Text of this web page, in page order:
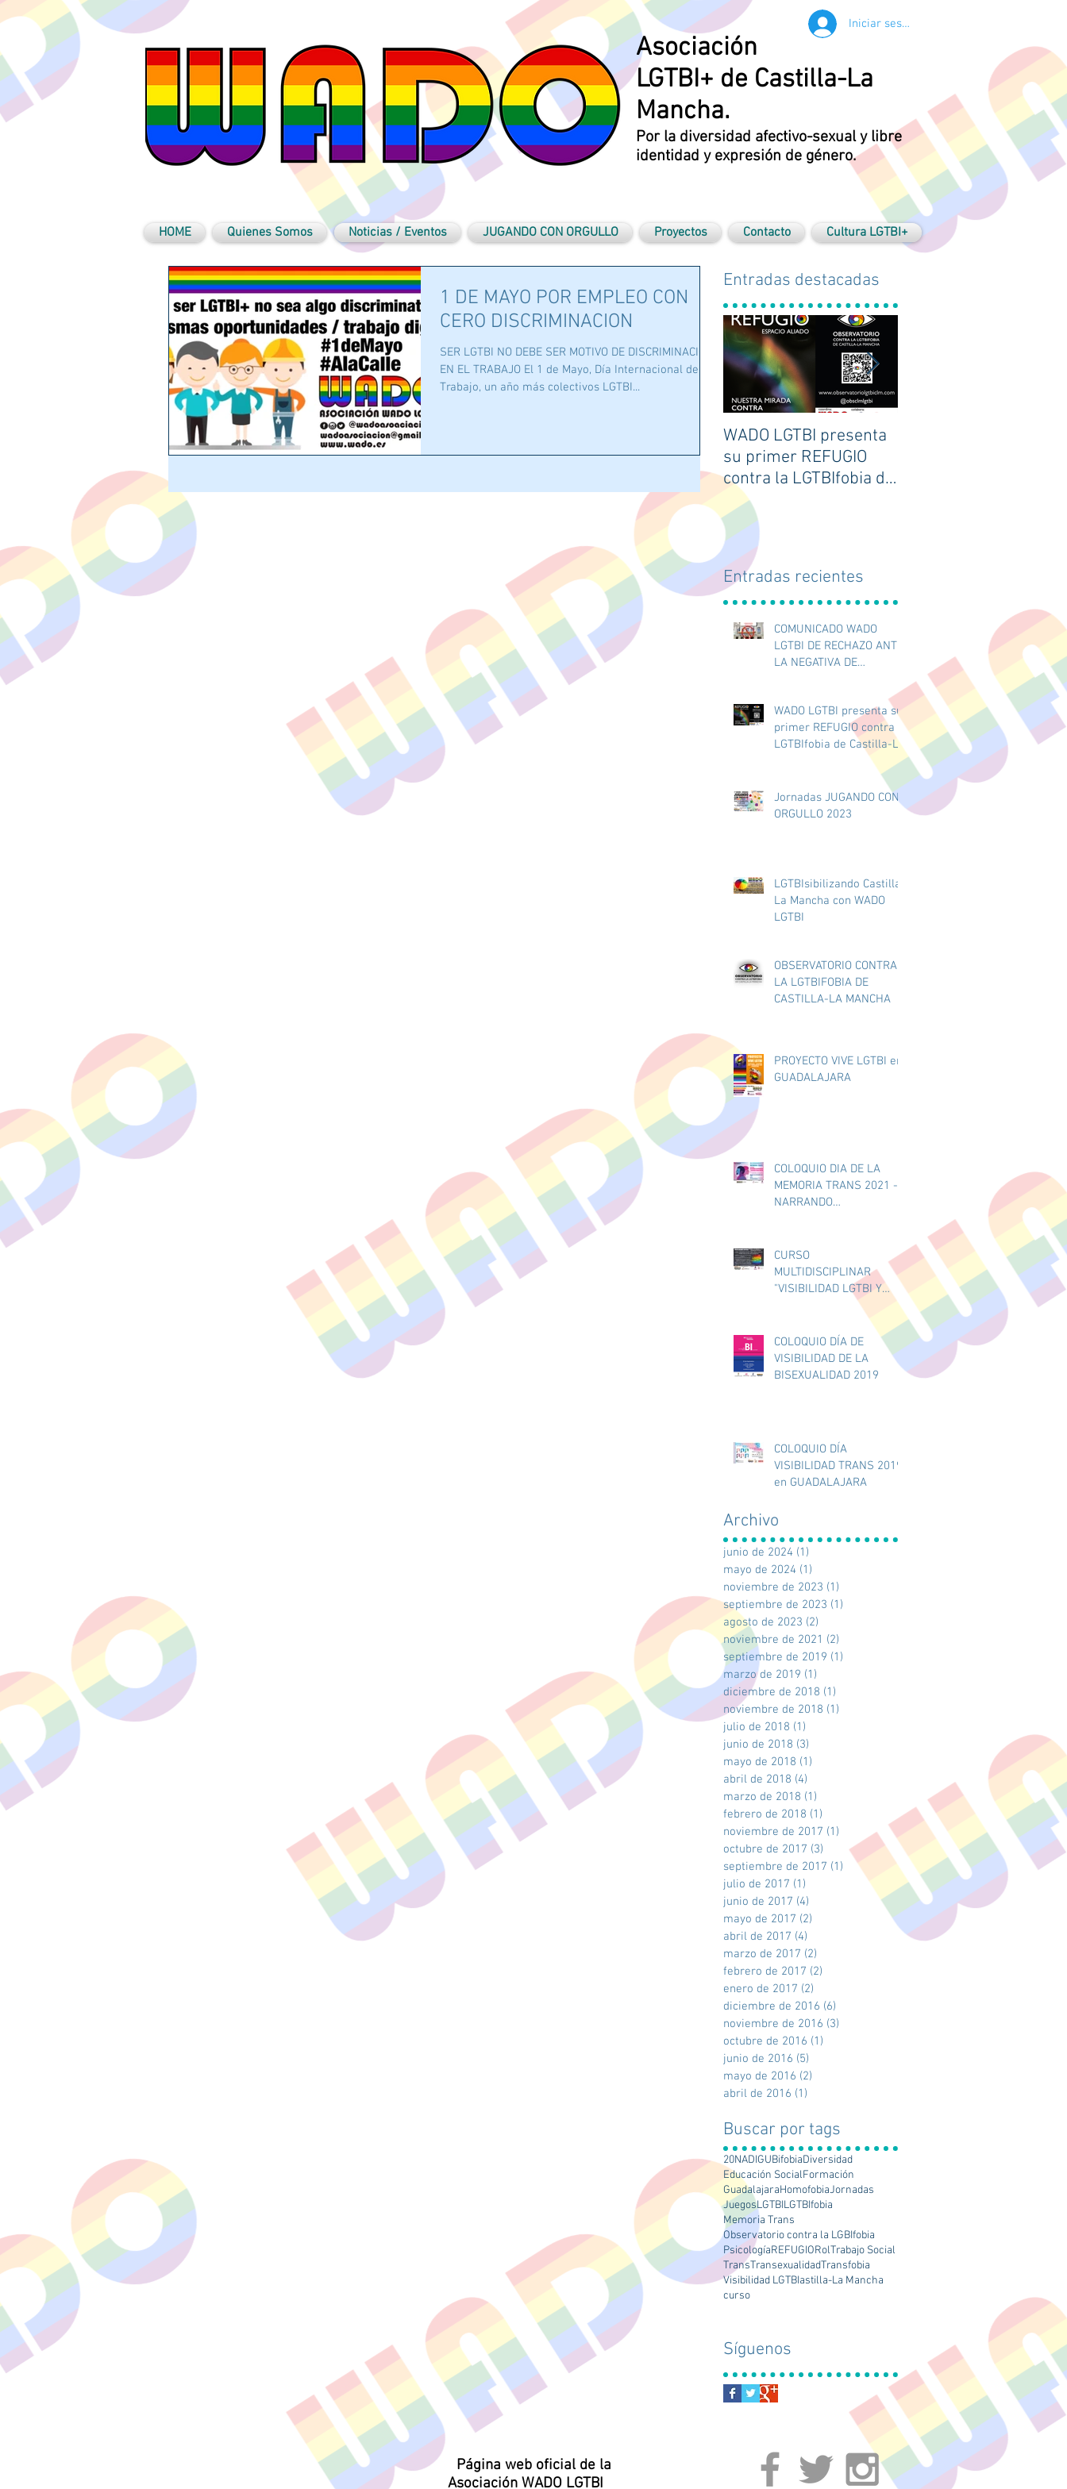
Asociación
LGTBI+ de Castilla-La
Mancha.
Por la diversidad afectivo-sexual y libre
identidad y expresión de género.
Iniciar sesión
HOME Quienes Somos Noticias / Eventos JUGANDO CON ORGULLO Proyectos Contacto Cultura LGTBI+
1 DE MAYO POR EMPLEO CON
CERO DISCRIMINACION
SER LGTBI NO DEBE SER MOTIVO DE DISCRIMINACIÓN
EN EL TRABAJO El 1 de Mayo, Día Internacional del
Trabajo, un año más colectivos LGTBI...
Entradas destacadas
WADO LGTBI presenta
su primer REFUGIO
contra la LGTBIfobia de
Castilla-La Mancha.
Entradas recientes
COMUNICADO WADO
LGTBI DE RECHAZO ANTE
LA NEGATIVA DE
BANDERA LGTBI EN EL
AYUNTAMIENTO DE
GUADALAJARA
WADO LGTBI presenta su
primer REFUGIO contra la
LGTBIfobia de Castilla-La
Jornadas JUGANDO CON
ORGULLO 2023
LGTBIsibilizando Castilla-
La Mancha con WADO
LGTBI
OBSERVATORIO CONTRA
LA LGTBIFOBIA DE
CASTILLA-LA MANCHA
PROYECTO VIVE LGTBI en
GUADALAJARA
COLOQUIO DIA DE LA
MEMORIA TRANS 2021 -
NARRANDO
20/11/2021
CURSO
MULTIDISCIPLINAR
"VISIBILIDAD LGTBI Y
SALUD MENTAL" PARA
COLOQUIO DÍA DE
VISIBILIDAD DE LA
BISEXUALIDAD 2019
COLOQUIO DÍA
VISIBILIDAD TRANS 2019
en GUADALAJARA
Archivo
junio de 2024 (1)
mayo de 2024 (1)
noviembre de 2023 (1)
septiembre de 2023 (1)
agosto de 2023 (2)
noviembre de 2021 (2)
septiembre de 2019 (1)
marzo de 2019 (1)
diciembre de 2018 (1)
noviembre de 2018 (1)
julio de 2018 (1)
junio de 2018 (3)
mayo de 2018 (1)
abril de 2018 (4)
marzo de 2018 (1)
febrero de 2018 (1)
noviembre de 2017 (1) 1 entrada
octubre de 2017 (3) 3 entradas
septiembre de 2017 (1) 1 entrada
julio de 2017 (1)
junio de 2017 (4)
mayo de 2017 (2)
abril de 2017 (4)
marzo de 2017 (2)
febrero de 2017 (2)
enero de 2017 (2)
diciembre de 2016 (6)
noviembre de 2016 (3)
octubre de 2016 (1)
junio de 2016 (5)
mayo de 2016 (2)
abril de 2016 (1)
Buscar por tags
20NADIGUBifobiaDiversidad
Educación SocialFormación
GuadalajaraHomofobiaJornadas
JuegosLGTBILGTBIfobia
Memoria Trans
Observatorio contra la LGBIfobia
PsicologíaREFUGIORolTrabajo Social
TransTransexualidadTransfobia
Visibilidad LGTBIastilla-La Mancha
curso
Síguenos
Página web oficial de la
Asociación WADO LGTBI